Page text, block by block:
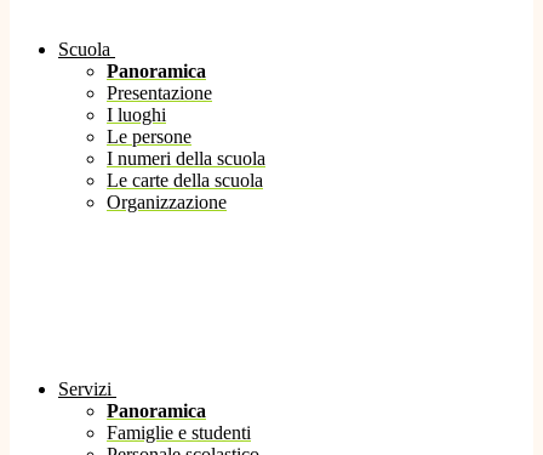
Scuola
Panoramica
Presentazione
I luoghi
Le persone
I numeri della scuola
Le carte della scuola
Organizzazione
Servizi
Panoramica
Famiglie e studenti